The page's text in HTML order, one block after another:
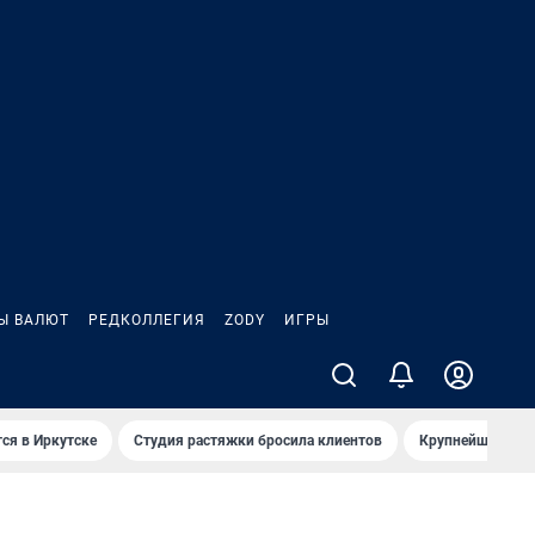
ВАЛЮТ РЕДКОЛЛЕГИЯ ZODY ИГРЫ
в Иркутске Студия растяжки бросила клиентов Крупнейшие